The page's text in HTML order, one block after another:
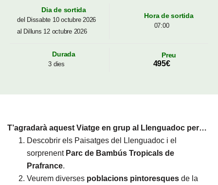
Dia de sortida
del Dissabte 10 octubre 2026
al Dilluns 12 octubre 2026
Hora de sortida
07:00
Durada
3 dies
Preu
495€
T’agradarà aquest Viatge en grup al Llenguadoc per…
Descobrir els Paisatges del Llenguadoc i el
sorprenent Parc de Bambús Tropicals de
Prafrance.
Veurem diverses poblacions pintoresques de la